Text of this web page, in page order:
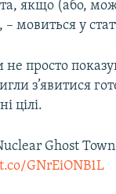
якщо (або,
мовиться у
просто
з’явитися
цілі.
Ghost
GNrEiONB1L